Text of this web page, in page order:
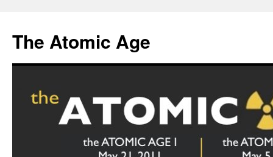
content
The Atomic Age